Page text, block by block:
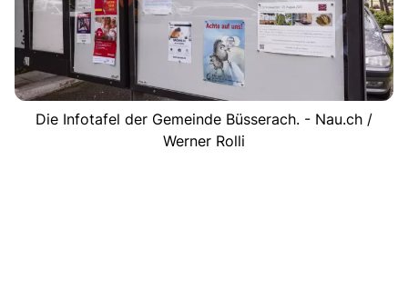
Die Infotafel der Gemeinde Büsserach. - Nau.ch /
Werner Rolli